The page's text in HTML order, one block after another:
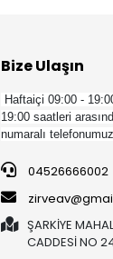
Bize Ulaşın
Haftaiçi 09:00 -
19:00 saatleri
numaralı
04526666002
ŞARKİYE
CADDESİ NO